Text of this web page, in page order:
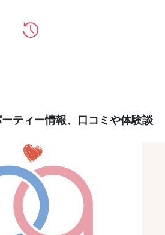
ティー情報、口コミや体験談